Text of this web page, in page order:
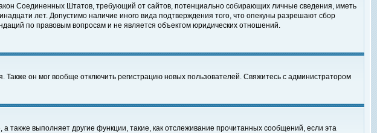
Соединенных Штатов, требующий от сайтов, потенциально собирающих личные сведения, иметь
лет. Допустимо наличие иного вида подтверждения того, что опекуны разрешают сбор
по правовым вопросам и не является объектом юридических отношений.
он мог вообще отключить регистрацию новых пользователей. Свяжитесь с администратором
выполняет другие функции, такие, как отслеживание прочитанных сообщений, если эта